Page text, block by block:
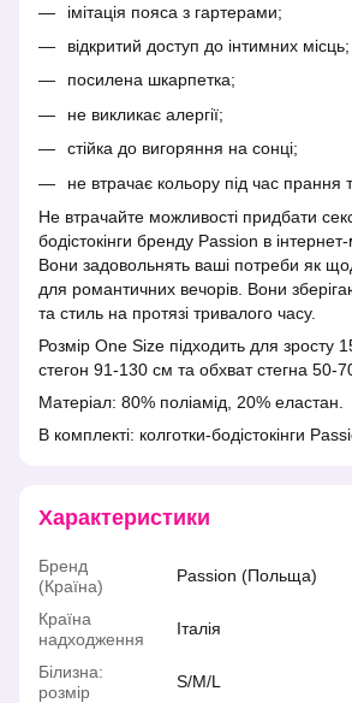
імітація пояса з гартерами;
відкритий доступ до інтимних місць;
посилена шкарпетка;
не викликає алергії;
стійка до вигоряння на сонці;
не втрачає кольору під час прання
Не втрачайте можливості придбати
бодістокінги бренду Passion в
Вони задовольнять ваші потреби як
для романтичних вечорів. Вони
та стиль на протязі тривалого часу.
Розмір One Size підходить для зросту
стегон 91-130 см та обхват стегна 50-
Матеріал: 80% поліамід, 20% еластан.
В комплекті: колготки-бодістокінги
Характеристики
Бренд
(Країна)
Passion (Польща)
Країна
надходження
Італія
Білизна:
розмір
S/M/L